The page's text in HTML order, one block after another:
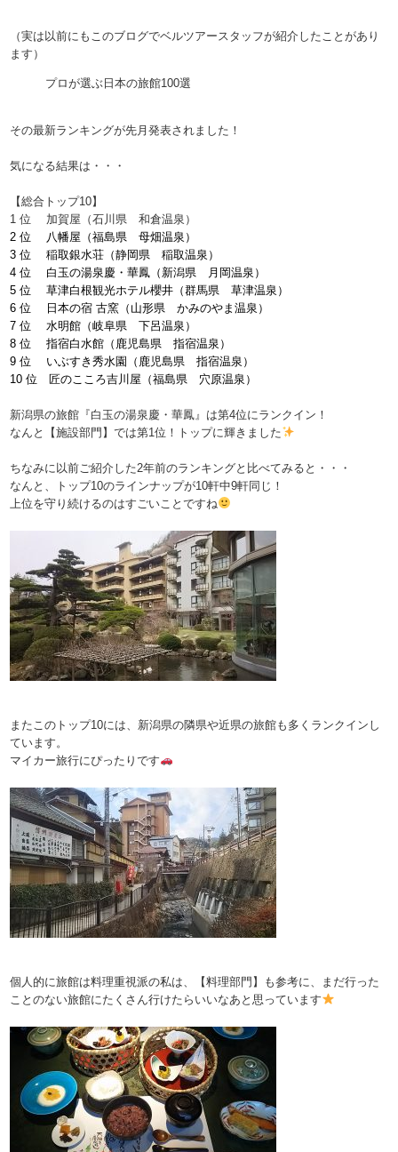
（実は以前にもこのブログでベルツアースタッフが紹介したことがあり
ます）
プロが選ぶ日本の旅館100選
その最新ランキングが先月発表されました！
気になる結果は・・・
【総合トップ10】
1 位 加賀屋（石川県 和倉温泉）
2 位 八幡屋（福島県 母畑温泉）
3 位 稲取銀水荘（静岡県 稲取温泉）
4 位 白玉の湯泉慶・華鳳（新潟県 月岡温泉）
5 位 草津白根観光ホテル櫻井（群馬県 草津温泉）
6 位 日本の宿 古窯（山形県 かみのやま温泉）
7 位 水明館（岐阜県 下呂温泉）
8 位 指宿白水館（鹿児島県 指宿温泉）
9 位 いぶすき秀水園（鹿児島県 指宿温泉）
10 位 匠のこころ吉川屋（福島県 穴原温泉）
新潟県の旅館『白玉の湯泉慶・華鳳』は第4位にランクイン！
なんと【施設部門】では第1位！トップに輝きました
ちなみに以前ご紹介した2年前のランキングと比べてみると・・・
なんと、トップ10のラインナップが10軒中9軒同じ！
上位を守り続けるのはすごいことですね
またこのトップ10には、新潟県の隣県や近県の旅館も多くランクインし
ています。
マイカー旅行にぴったりです
個人的に旅館は料理重視派の私は、【料理部門】も参考に、まだ行った
ことのない旅館にたくさん行けたらいいなあと思っています